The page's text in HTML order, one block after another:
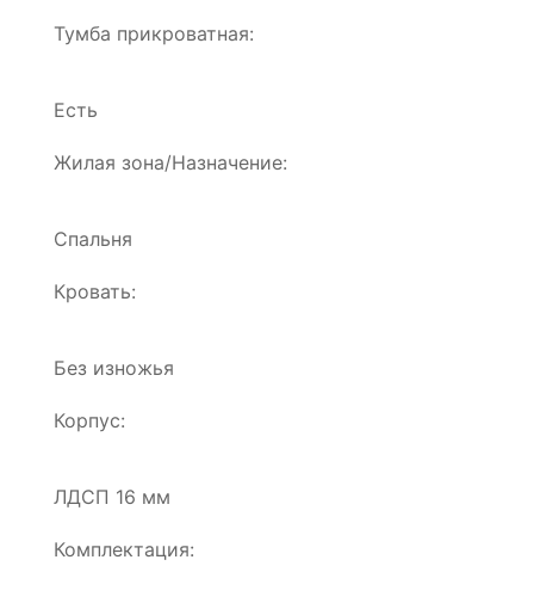
Тумба прикроватная:
Есть
Жилая зона/Назначение:
Спальня
Кровать:
Без изножья
Корпус:
ЛДСП 16 мм
Комплектация: